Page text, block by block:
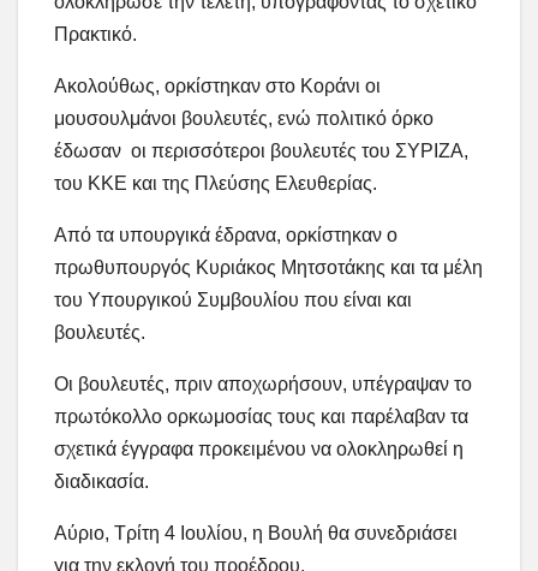
Πρακτικό.
Ακολούθως, ορκίστηκαν στο Κοράνι οι
μουσουλμάνοι βουλευτές, ενώ πολιτικό όρκο
έδωσαν οι περισσότεροι βουλευτές του ΣΥΡΙΖΑ,
του ΚΚΕ και της Πλεύσης Ελευθερίας.
Από τα υπουργικά έδρανα, ορκίστηκαν ο
πρωθυπουργός Κυριάκος Μητσοτάκης και τα μέλη
του Υπουργικού Συμβουλίου που είναι και
βουλευτές.
Οι βουλευτές, πριν αποχωρήσουν, υπέγραψαν το
πρωτόκολλο ορκωμοσίας τους και παρέλαβαν τα
σχετικά έγγραφα προκειμένου να ολοκληρωθεί η
διαδικασία.
Αύριο, Τρίτη 4 Ιουλίου, η Βουλή θα συνεδριάσει
για την εκλογή του προέδρου.